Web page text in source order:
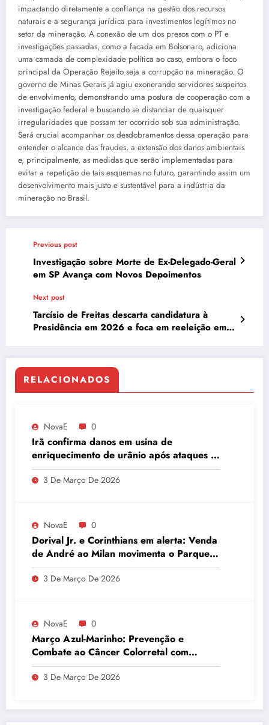
impactando diretamente a confiança na gestão dos recursos
naturais e a segurança jurídica para investimentos legítimos no
setor da mineração. A conexão de um dos presos com o PT e
investigações passadas, como a facada em Bolsonaro, adiciona
uma camada de complexidade política ao caso, embora o foco
principal da Operação Rejeito seja a corrupção na mineração. O
governo de Minas Gerais já agiu exonerando servidores suspeitos
de envolvimento, demonstrando uma postura de cooperação com a
investigação federal e buscando se distanciar de quaisquer
irregularidades que possam ter ocorrido sob sua administração.
Será crucial acompanhar os desdobramentos dessa operação para
entender o alcance das fraudes, a extensão dos danos ambientais
e, principalmente, as medidas que serão implementadas para
evitar a repetição de tais esquemas no futuro, garantindo assim um
desenvolvimento mais justo e sustentável para a indústria da
mineração no Brasil.
Previous post
Investigação sobre Morte de Ex-Delegado-Geral
em SP Avança com Novos Depoimentos
Next post
Tarcísio de Freitas descarta candidatura à
Presidência em 2026 e foca em reeleição em
RELACIONADOS
NovaE 0
Irã confirma danos em usina de
enriquecimento de urânio após ataques e
embaixador evita detalhes sobre
quantidade de urânio enriquecido
3 De Março De 2026
NovaE 0
Dorival Jr. e Corinthians em alerta: Venda
de André ao Milan movimenta o Parque
São Jorge
3 De Março De 2026
NovaE 0
Março Azul-Marinho: Prevenção e
Combate ao Câncer Colorretal com
Atividades Físicas
3 De Março De 2026